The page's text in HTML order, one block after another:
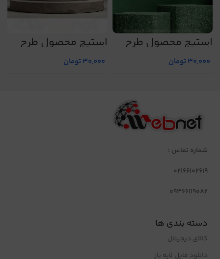
استیج محصول طرح
شماره 20
30,000تومان
استیج محصول طرح
شماره 7
30,000تومان
شماره تماس :
02166102619
09366119082
دسته بندی ها
کالای دیجیتال
دانلود فایل لایه باز